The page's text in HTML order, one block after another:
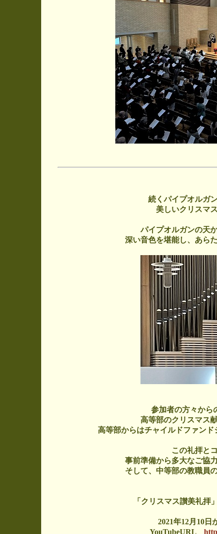
続くパイプオルガ
美しいクリスマ
パイプオルガンの天
深い音色を堪能し、あら
参加者の方々から
高等部のクリスマス
高等部からはチャイルドファン
この礼拝と
事前準備から多大なご協
そして、中等部の教職員
「クリスマス讃美礼
2021年12月10日
YouTubeURL